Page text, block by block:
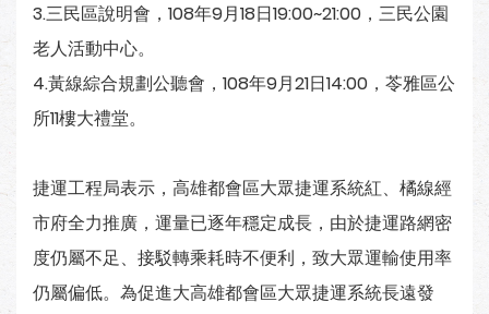
3.三民區說明會，108年9月18日19:00~21:00，三民公園
老人活動中心。
4.黃線綜合規劃公聽會，108年9月21日14:00，苓雅區公
所11樓大禮堂。
捷運工程局表示，高雄都會區大眾捷運系統紅、橘線經
市府全力推廣，運量已逐年穩定成長，由於捷運路網密
度仍屬不足、接駁轉乘耗時不便利，致大眾運輸使用率
仍屬偏低。為促進大高雄都會區大眾捷運系統長遠發